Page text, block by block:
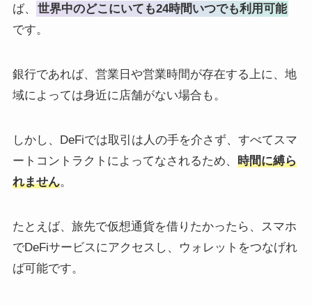
ば、
世界中のどこにいても24時間いつでも利用可能
です。
銀行であれば、営業日や営業時間が存在する上に、地
域によっては身近に店舗がない場合も。
しかし、DeFiでは取引は人の手を介さず、すべてスマ
ートコントラクトによってなされるため、 時間に縛ら
れません。
たとえば、旅先で仮想通貨を借りたかったら、スマホ
でDeFiサービスにアクセスし、ウォレットをつなげれ
ば可能です。